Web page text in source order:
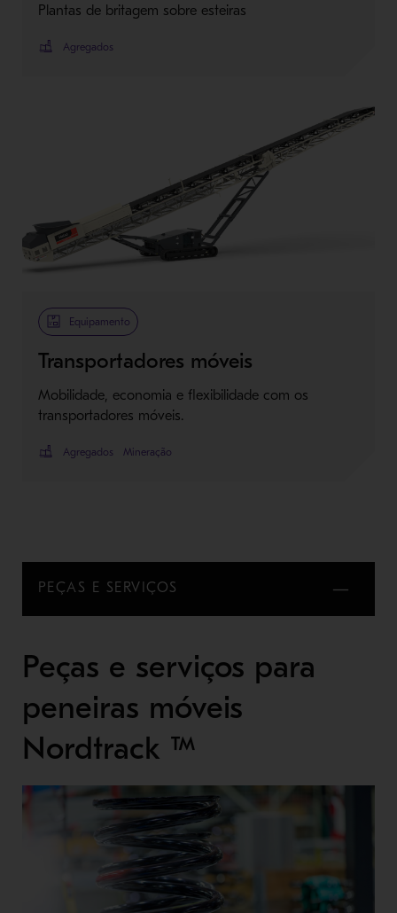
Plantas de britagem sobre esteiras
Agregados
Equipamento
Transportadores móveis
Mobilidade, economia e flexibilidade com os
transportadores móveis.
Agregados Mineração
PEÇAS E SERVIÇOS
Peças e serviços para
peneiras móveis
Nordtrack ™